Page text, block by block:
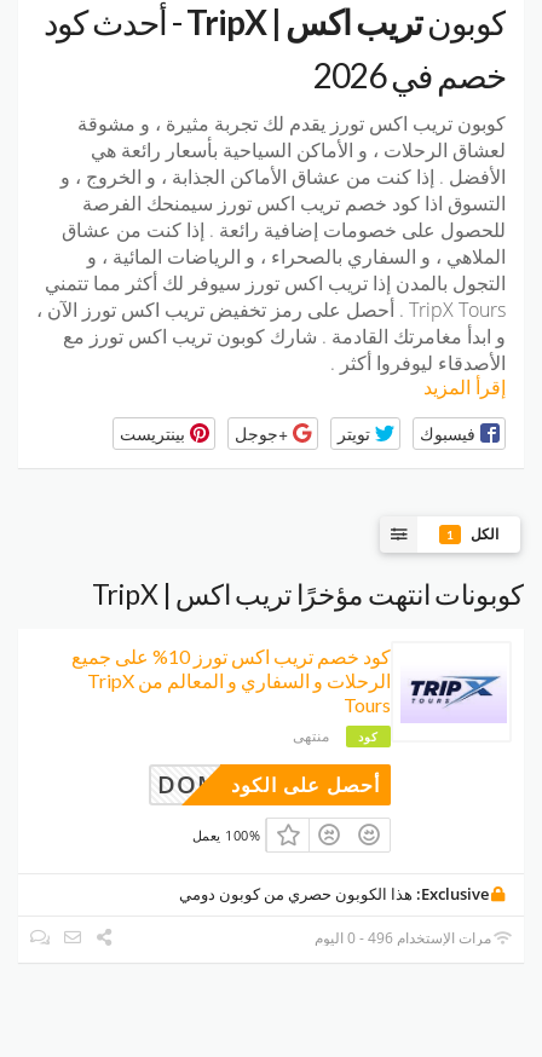
كوبونتريب اكس | TripX
- أحدث كود
خصم في 2026
كوبون تريب اكس تورز يقدم لك تجربة مثيرة ، و مشوقة
لعشاق الرحلات ، و الأماكن السياحية بأسعار رائعة هي
الأفضل . إذا كنت من عشاق الأماكن الجذابة ، و الخروج ، و
التسوق اذا كود خصم تريب اكس تورز سيمنحك الفرصة
للحصول على خصومات إضافية رائعة . إذا كنت من عشاق
الملاهي ، و السفاري بالصحراء ، و الرياضات المائية ، و
التجول بالمدن إذا تريب اكس تورز سيوفر لك أكثر مما تتمني
TripX Tours . أحصل على رمز تخفيض تريب اكس تورز الآن ،
و ابدأ مغامرتك القادمة . شارك كوبون تريب اكس تورز مع
الأصدقاء ليوفروا أكثر .
إقرأ المزيد
فيسبوك تويتر +جوجل بينتريست
الكل 1
كوبونات انتهت مؤخرًا تريب اكس | TripX
كود خصم تريب اكس تورز 10% على جميع
الرحلات و السفاري و المعالم من TripX
Tours
كود منتهى
DOMI10أحصل على الكود
100% يعمل
Exclusive: هذا الكوبون حصري من كوبون دومي
مرات الإستخدام 496 - 0 اليوم